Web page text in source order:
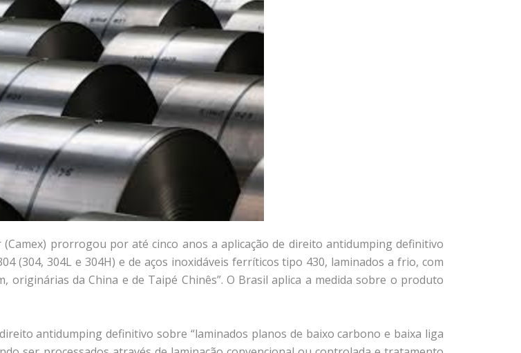
(Camex) prorrogou por até cinco anos a aplicação de direito antidumping definitivo
(304, 304L e 304H) e de aços inoxidáveis ferríticos tipo 430, laminados a frio, com
da China e de Taipé Chinês”. O Brasil aplica a medida sobre o produto
antidumping definitivo sobre “laminados planos de baixo carbono e baixa liga